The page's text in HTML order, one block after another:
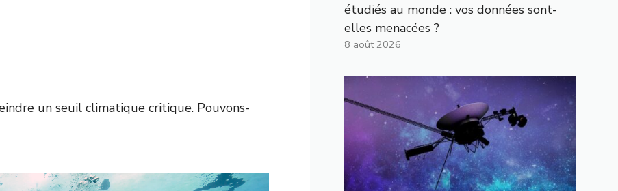
un seuil climatique critique. Pouvons-
étudiés au monde : vos données sont-
elles menacées ?
8 août 2026